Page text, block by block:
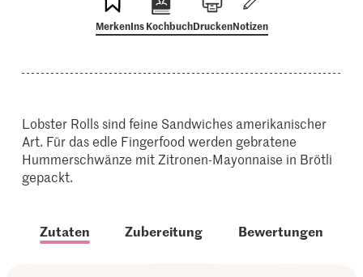
MerkenIns KochbuchDruckenNotizen
Lobster Rolls sind feine Sandwiches amerikanischer
Art. Für das edle Fingerfood werden gebratene
Hummerschwänze mit Zitronen-Mayonnaise in Brötli
gepackt.
Zutaten Zubereitung Bewertungen